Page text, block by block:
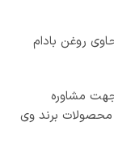
برگی گیاهی حاوی روغن بادام
جهت مشاوره
محصولات برند وی